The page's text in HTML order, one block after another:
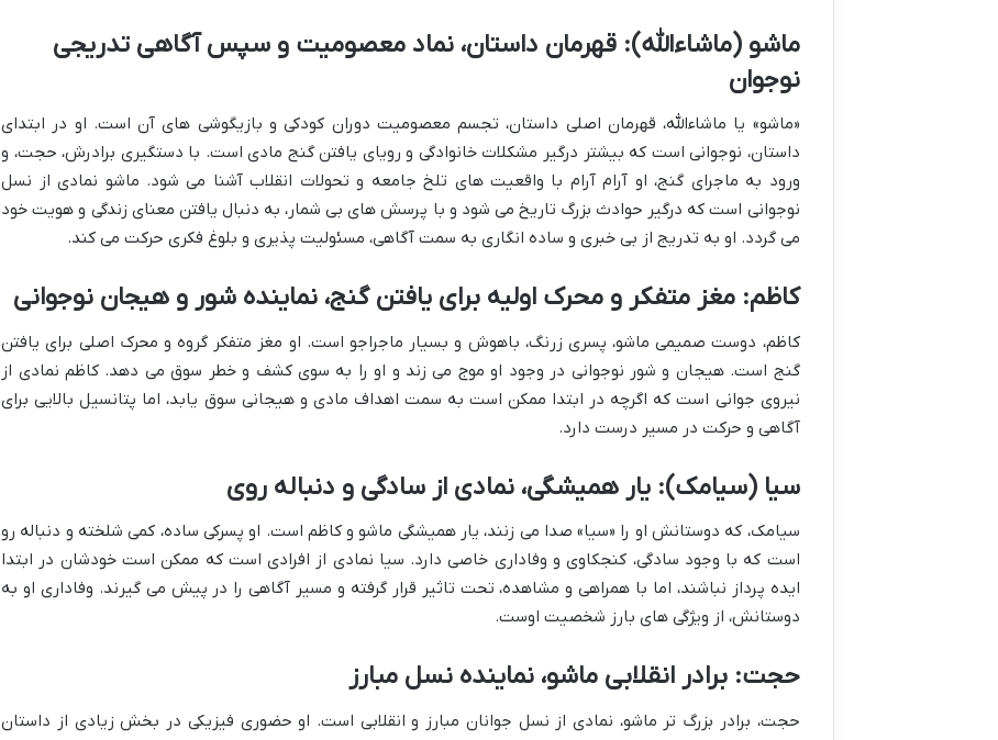
ماشو (ماشاءالله): قهرمان داستان، نماد معصومیت و سپس آگاهی تدریجی
نوجوان
«ماشو» یا ماشاءالله، قهرمان اصلی داستان، تجسم معصومیت دوران کودکی و بازیگوشی های آن است. او در ابتدای
داستان، نوجوانی است که بیشتر درگیر مشکلات خانوادگی و رویای یافتن گنج مادی است. با دستگیری برادرش، حجت، و
ورود به ماجرای گنج، او آرام آرام با واقعیت های تلخ جامعه و تحولات انقلاب آشنا می شود. ماشو نمادی از نسل
نوجوانی است که درگیر حوادث بزرگ تاریخ می شود و با پرسش های بی شمار، به دنبال یافتن معنای زندگی و هویت خود
می گردد. او به تدریج از بی خبری و ساده انگاری به سمت آگاهی، مسئولیت پذیری و بلوغ فکری حرکت می کند.
کاظم: مغز متفکر و محرک اولیه برای یافتن گنج، نماینده شور و هیجان نوجوانی
کاظم، دوست صمیمی ماشو، پسری زرنگ، باهوش و بسیار ماجراجو است. او مغز متفکر گروه و محرک اصلی برای یافتن
گنج است. هیجان و شور نوجوانی در وجود او موج می زند و او را به سوی کشف و خطر سوق می دهد. کاظم نمادی از
نیروی جوانی است که اگرچه در ابتدا ممکن است به سمت اهداف مادی و هیجانی سوق یابد، اما پتانسیل بالایی برای
آگاهی و حرکت در مسیر درست دارد.
سیا (سیامک): یار همیشگی، نمادی از سادگی و دنباله روی
سیامک، که دوستانش او را «سیا» صدا می زنند، یار همیشگی ماشو و کاظم است. او پسرکی ساده، کمی شلخته و دنباله رو
است که با وجود سادگی، کنجکاوی و وفاداری خاصی دارد. سیا نمادی از افرادی است که ممکن است خودشان در ابتدا
ایده پرداز نباشند، اما با همراهی و مشاهده، تحت تاثیر قرار گرفته و مسیر آگاهی را در پیش می گیرند. وفاداری او به
دوستانش، از ویژگی های بارز شخصیت اوست.
حجت: برادر انقلابی ماشو، نماینده نسل مبارز
حجت، برادر بزرگ تر ماشو، نمادی از نسل جوانان مبارز و انقلابی است. او حضوری فیزیکی در بخش زیادی از داستان